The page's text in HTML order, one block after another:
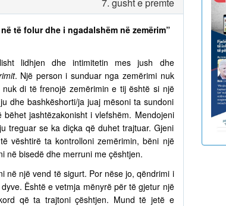
të folur dhe i ngadalshëm në zemërim”
lidhjen dhe intimitetin mes jush dhe
. Një person i sunduar nga zemërimi nuk
di të frenojë zemërimin e tij është si një
dhe bashkëshorti/ja juaj mësoni ta sundoni
jashtëzakonisht i vlefshëm. Mendojeni
treguar se ka diçka që duhet trajtuar. Gjeni
vështirë ta kontrolloni zemërimin, bëni një
në bisedë dhe merruni me çështjen.
në një vend të sigurt. Por nëse jo, qëndrimi i
Është e vetmja mënyrë për të gjetur një
që ta trajtoni çështjen. Mund të jetë e